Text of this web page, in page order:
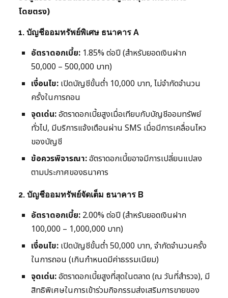
โดยตรง)
1. บัญชีออมทรัพย์พิเศษ ธนาคาร A
อัตราดอกเบี้ย: 1.85% ต่อปี (สำหรับยอดเงินฝาก
50,000 – 500,000 บาท)
เงื่อนไข: เปิดบัญชีขั้นต่ำ 10,000 บาท, ไม่จำกัดจำนวน
ครั้งในการถอน
จุดเด่น:อัตราดอกเบี้ยสูงเมื่อเทียบกับบัญชีออมทรัพย์
ทั่วไป, มีบริการแจ้งเตือนผ่าน SMS เมื่อมีการเคลื่อนไหว
ของบัญชี
ข้อควรพิจารณา:อัตราดอกเบี้ยอาจมีการเปลี่ยนแปลง
ตามประกาศของธนาคาร
2. บัญชีออมทรัพย์จัดเต็ม ธนาคาร B
อัตราดอกเบี้ย: 2.00% ต่อปี (สำหรับยอดเงินฝาก
100,000 – 1,000,000 บาท)
เงื่อนไข: เปิดบัญชีขั้นต่ำ 50,000 บาท, จำกัดจำนวนครั้ง
ในการถอน (เกินกำหนดมีค่าธรรมเนียม)
จุดเด่น:อัตราดอกเบี้ยสูงที่สุดในตลาด (ณ วันที่สำรวจ), มี
สิทธิพิเศษในการเข้าร่วมกิจกรรมส่งเสริมการขายของ